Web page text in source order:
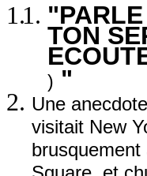
TON
) "
Une
visitait New